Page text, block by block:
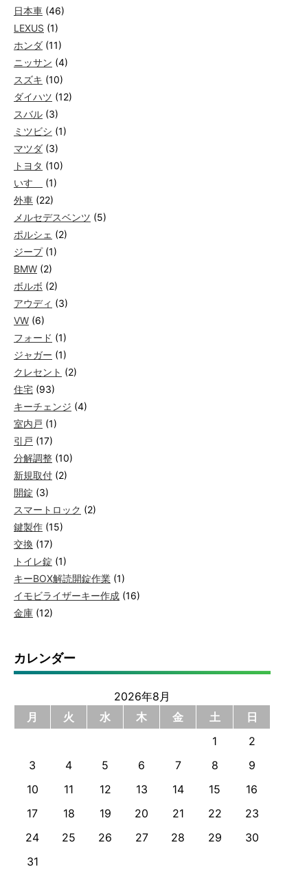
日本車 (46)
LEXUS (1)
ホンダ (11)
ニッサン (4)
スズキ (10)
ダイハツ (12)
スバル (3)
ミツビシ (1)
マツダ (3)
トヨタ (10)
いすゞ
(1)
外車 (22)
メルセデスベンツ (5)
ポルシェ (2)
ジープ(1)
BMW (2)
ボルボ (2)
アウディ (3)
VW (6)
フォード (1)
ジャガー (1)
クレセント (2)
住宅 (93)
キーチェンジ (4)
室内戸 (1)
引戸 (17)
分解調整 (10)
新規取付 (2)
開錠 (3)
スマートロック (2)
鍵製作 (15)
交換 (17)
トイレ錠 (1)
キーBOX解読開錠作業 (1)
イモビライザーキー作成 (16)
金庫 (12)
カレンダー
2026年8月
月
火 水 木 金 土
日
1
2
3
4 5 6 7 8
9
10
11 12 13 14 15
16
17
18 19 20 21 22
23
24
25 26 27 28 29
30
31